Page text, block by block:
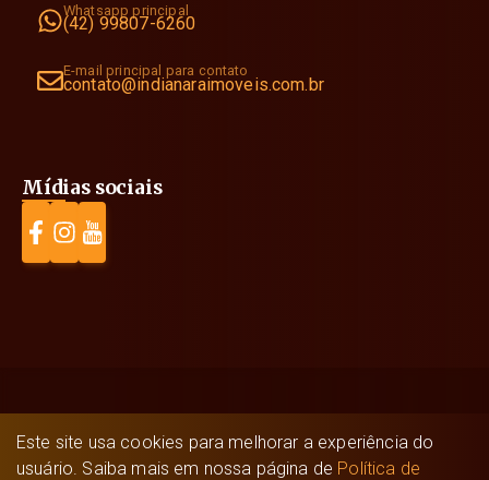
Whatsapp principal
(42) 99807-6260
E-mail principal para contato
contato@indianaraimoveis.com.br
Mídias sociais
reservados.
Este site usa cookies para melhorar a experiência do
usuário. Saiba mais em nossa página de Política de